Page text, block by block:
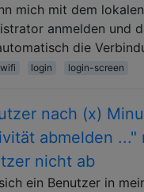
mich mit dem lokalen
anmelden und
die
wifi login login-screen
nach (x)
abmelden ..."
nicht ab
ein Benutzer in